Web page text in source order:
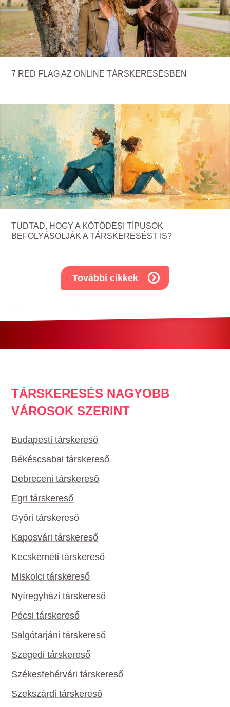
7 RED FLAG AZ ONLINE TÁRSKERESÉSBEN
TUDTAD, HOGY A KÖTŐDÉSI TÍPUSOK
BEFOLYÁSOLJÁK A TÁRSKERESÉST IS?
További cikkek
TÁRSKERESÉS NAGYOBB
VÁROSOK SZERINT
Budapesti társkereső
Békéscsabai társkereső
Debreceni társkereső
Egri társkereső
Győri társkereső
Kaposvári társkereső
Kecskeméti társkereső
Miskolci társkereső
Nyíregyházi társkereső
Pécsi társkereső
Salgótarjáni társkereső
Szegedi társkereső
Székesfehérvári társkereső
Szekszárdi társkereső